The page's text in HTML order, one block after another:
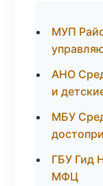
МУП
АНО
и
МБУ
ГБУ Гид
МФЦ